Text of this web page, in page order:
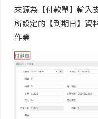
來源為【付款單】輸入
所設定的【到期日】資
作業